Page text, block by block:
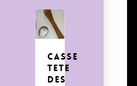
casse
tete
des